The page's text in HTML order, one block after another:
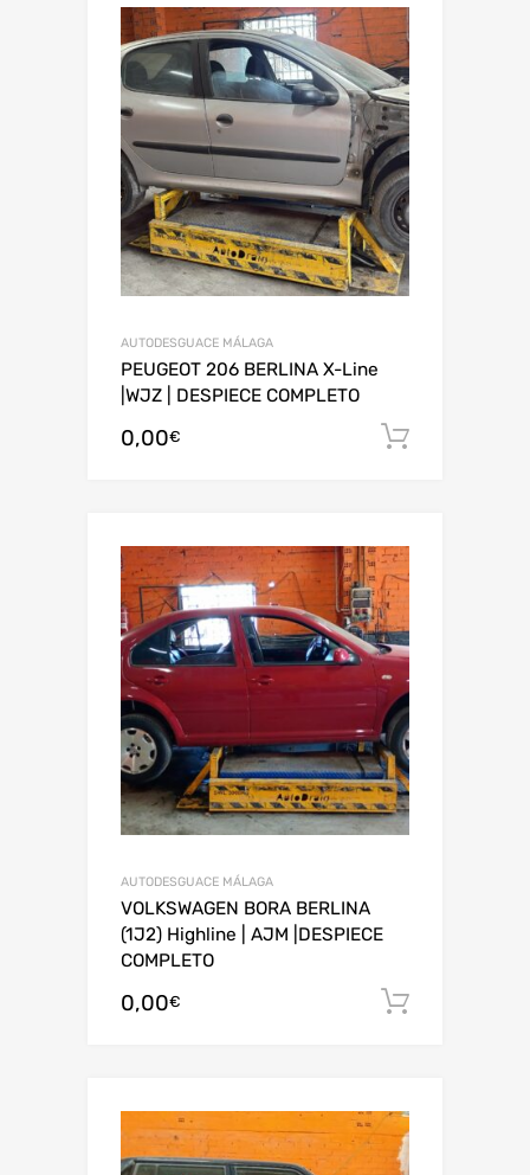
AUTODESGUACE MÁLAGA
PEUGEOT 206 BERLINA X-Line
|WJZ | DESPIECE COMPLETO
0,00€
AUTODESGUACE MÁLAGA
VOLKSWAGEN BORA BERLINA
(1J2) Highline | AJM |DESPIECE
COMPLETO
0,00€